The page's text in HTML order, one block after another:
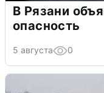
В Рязани
опасность
5 августа 0